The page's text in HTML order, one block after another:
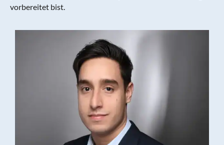
vorbereitet bist.
Kevin bringt den Stoff mit lockerer Art rüber und
hat mir mit vielen Beispielen echt
weitergeholfen.
Ausbildung der Ausbilder nach AEVO